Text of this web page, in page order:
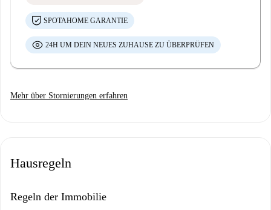
SPOTAHOME GARANTIE
24H UM DEIN NEUES ZUHAUSE ZU ÜBERPRÜFEN
Mehr über Stornierungen erfahren
Hausregeln
Regeln der Immobilie